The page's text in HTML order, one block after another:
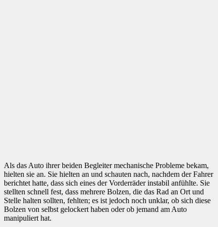
Als das Auto ihrer beiden Begleiter mechanische Probleme bekam,
hielten sie an. Sie hielten an und schauten nach, nachdem der Fahrer
berichtet hatte, dass sich eines der Vorderräder instabil anfühlte. Sie
stellten schnell fest, dass mehrere Bolzen, die das Rad an Ort und
Stelle halten sollten, fehlten; es ist jedoch noch unklar, ob sich diese
Bolzen von selbst gelockert haben oder ob jemand am Auto
manipuliert hat.